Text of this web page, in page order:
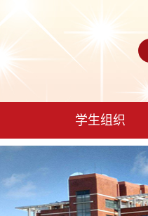
学生组织